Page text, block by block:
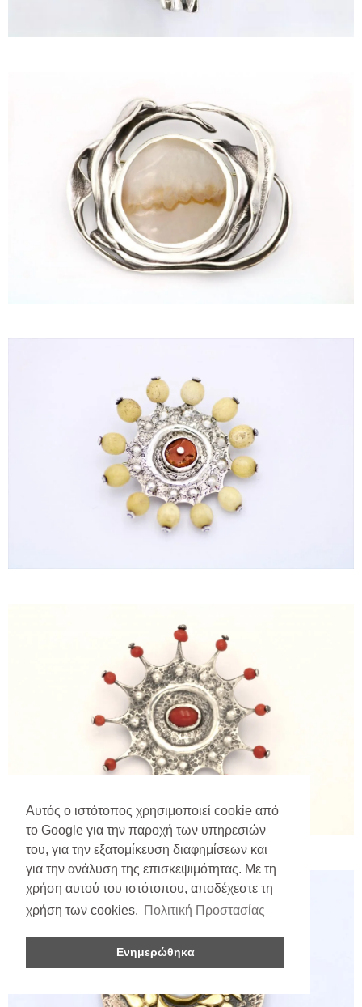
Αυτός ο ιστότοπος χρησιμοποιεί cookie από
το Google για την παροχή των υπηρεσιών
του, για την εξατομίκευση διαφημίσεων και
για την ανάλυση της επισκεψιμότητας. Με τη
χρήση αυτού του ιστότοπου, αποδέχεστε τη
χρήση των cookies. Πολιτική Προστασίας
Ενημερώθηκα